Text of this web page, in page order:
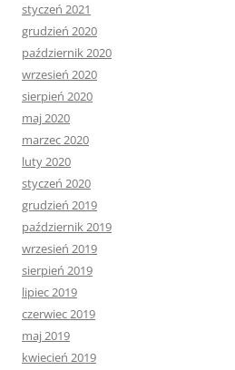
styczeń 2021
grudzień 2020
październik 2020
wrzesień 2020
sierpień 2020
maj 2020
marzec 2020
luty 2020
styczeń 2020
grudzień 2019
październik 2019
wrzesień 2019
sierpień 2019
lipiec 2019
czerwiec 2019
maj 2019
kwiecień 2019